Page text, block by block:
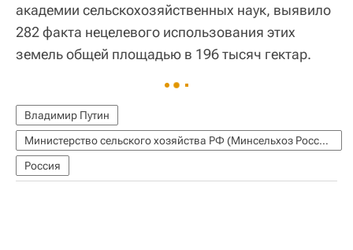
академии сельскохозяйственных наук, выявило
282 факта нецелевого использования этих
земель общей площадью в 196 тысяч гектар.
Владимир Путин
Министерство сельского хозяйства РФ (Минсельхоз России)
Россия